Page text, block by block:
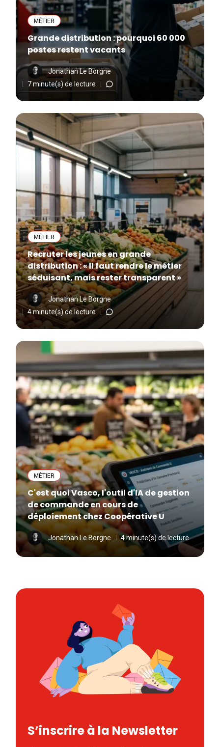
MÉTIER
Grande distribution : pourquoi 60 000
postes restent vacants
Jonathan Le Borgne
7 minute(s) de lecture
MÉTIER
Recruter les jeunes en grande
distribution : « Il faut rendre le métier
séduisant, mais rester transparent »
Jonathan Le Borgne
4 minute(s) de lecture
MÉTIER
C'est quoi Vasco, l'outil d'IA de gestion
de commande en cours de
déploiement chez Coopérative U
Jonathan Le Borgne 4 minute(s) de lecture
S’inscrire à la Newsletter